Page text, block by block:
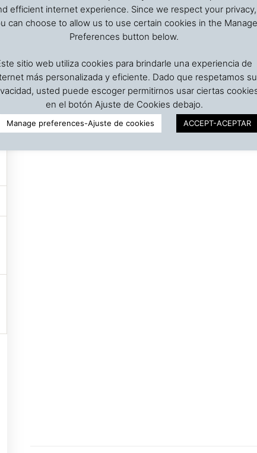
en
secos: interpretación
ventilación, demoras,
estiba y
efficient internet experience. Since we respect your privacy,
can choose to allow us to use certain cookies in the Manage
Preferences button below.
sitio web utiliza cookies para brindarle una experiencia de
más personalizada y eficiente. Dado que respetamos su
usted puede escoger permitirnos usar ciertas
en el botón Ajuste de Cookies debajo.
Manage preferences-Ajuste de cookies ACCEPT-ACEPTAR